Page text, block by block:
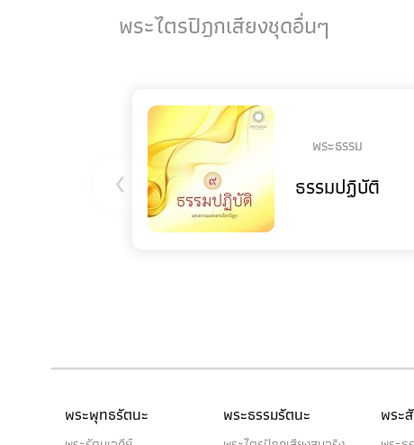
พระไตรปิฎกเสียงชุดอื่นๆ
พระธรรม
ธรรมปฏิบัติ
‹
พระพุทธรัตนะ พระธรรมรัตนะ พระ